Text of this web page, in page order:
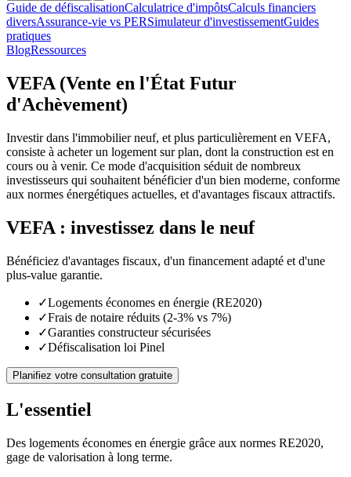
Guide de défiscalisationCalculatrice d'impôtsCalculs financiers
diversAssurance-vie vs PERSimulateur d'investissementGuides
pratiques
BlogRessources
VEFA (Vente en l'État Futur
d'Achèvement)
Investir dans l'immobilier neuf, et plus particulièrement en VEFA,
consiste à acheter un logement sur plan, dont la construction est en
cours ou à venir. Ce mode d'acquisition séduit de nombreux
investisseurs qui souhaitent bénéficier d'un bien moderne, conforme
aux normes énergétiques actuelles, et d'avantages fiscaux attractifs.
VEFA : investissez dans le neuf
Bénéficiez d'avantages fiscaux, d'un financement adapté et d'une
plus-value garantie.
✓Logements économes en énergie (RE2020)
✓Frais de notaire réduits (2-3% vs 7%)
✓Garanties constructeur sécurisées
✓Défiscalisation loi Pinel
Planifiez votre consultation gratuite
L'essentiel
Des logements économes en énergie grâce aux normes RE2020,
gage de valorisation à long terme.